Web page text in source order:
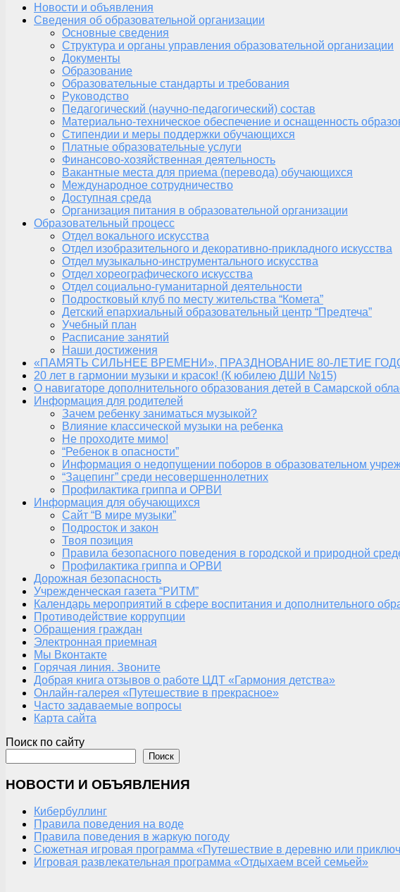
Новости и объявления
Сведения об образовательной организации
Основные сведения
Структура и органы управления образовательной организации
Документы
Образование
Образовательные стандарты и требования
Руководство
Педагогический (научно-педагогический) состав
Материально-техническое обеспечение и оснащенность
Стипендии и меры поддержки обучающихся
Платные образовательные услуги
Финансово-хозяйственная деятельность
Вакантные места для приема (перевода) обучающихся
Международное сотрудничество
Доступная среда
Организация питания в образовательной организации
Образовательный процесс
Отдел вокального искусства
Отдел изобразительного и декоративно-прикладного искусства
Отдел музыкально-инструментального искусства
Отдел хореографического искусства
Отдел социально-гуманитарной деятельности
Подростковый клуб по месту жительства “Комета”
Детский епархиальный образовательный центр “Предтеча”
Учебный план
Расписание занятий
Наши достижения
«ПАМЯТЬ СИЛЬНЕЕ ВРЕМЕНИ», ПРАЗДНОВАНИЕ 80-ЛЕТИЕ
20 лет в гармонии музыки и красок! (К юбилею ДШИ №15)
О навигаторе дополнительного образования детей в Самарской
Информация для родителей
Зачем ребенку заниматься музыкой?
Влияние классической музыки на ребенка
Не проходите мимо!
“Ребенок в опасности”
Информация о недопущении поборов в образовательном
“Зацепинг” среди несовершеннолетних
Профилактика гриппа и ОРВИ
Информация для обучающихся
Сайт “В мире музыки”
Подросток и закон
Твоя позиция
Правила безопасного поведения в городской и природной
Профилактика гриппа и ОРВИ
Дорожная безопасность
Учрежденческая газета “РИТМ”
Календарь мероприятий в сфере воспитания и дополнительного
Противодействие коррупции
Обращения граждан
Электронная приемная
Мы Вконтакте
Горячая линия. Звоните
Добрая книга отзывов о работе ЦДТ «Гармония детства»
Онлайн-галерея «Путешествие в прекрасное»
Часто задаваемые вопросы
Карта сайта
Поиск по сайту
Поиск
НОВОСТИ И ОБЪЯВЛЕНИЯ
Кибербуллинг
Правила поведения на воде
Правила поведения в жаркую погоду
Сюжетная игровая программа «Путешествие в деревню или
Игровая развлекательная программа «Отдыхаем всей семьей»